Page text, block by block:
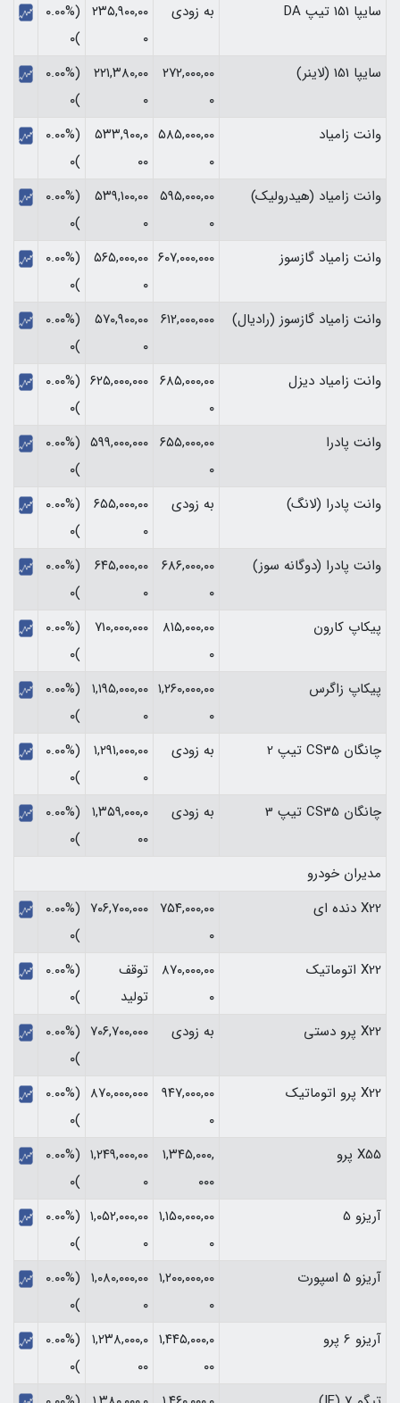
سایپا 151 تیپ DA
به زودی
۲۳۵,۹۰۰,۰۰
۰
(۰.۰۰%
)۰
سایپا 151 (لاینر)
۲۷۲,۰۰۰,۰۰
۰
۲۲۱,۳۸۰,۰۰
۰
(۰.۰۰%
)۰
وانت زامیاد
۵۸۵,۰۰۰,۰۰
۰
۵۳۳,۹۰۰,۰
۰۰
(۰.۰۰%
)۰
وانت زامیاد (هیدرولیک)
۵۹۵,۰۰۰,۰۰
۰
۵۳۹,۱۰۰,۰۰
۰
(۰.۰۰%
)۰
وانت زامیاد گازسوز
۶۰۷,۰۰۰,۰۰۰ ۵۶۵,۰۰۰,۰۰
۰
(۰.۰۰%
)۰
وانت زامیاد گازسوز (رادیال)
۶۱۲,۰۰۰,۰۰۰ ۵۷۰,۹۰۰,۰۰
۰
(۰.۰۰%
)۰
وانت زامیاد دیزل
۶۸۵,۰۰۰,۰۰
۰
۶۲۵,۰۰۰,۰۰۰
(۰.۰۰%
)۰
وانت پادرا
۶۵۵,۰۰۰,۰۰
۰
۵۹۹,۰۰۰,۰۰۰
(۰.۰۰%
)۰
وانت پادرا (لانگ)
به زودی
۶۵۵,۰۰۰,۰۰
۰
(۰.۰۰%
)۰
وانت پادرا (دوگانه سوز)
۶۸۶,۰۰۰,۰۰
۰
۶۴۵,۰۰۰,۰۰
۰
(۰.۰۰%
)۰
پیکاپ کارون
۸۱۵,۰۰۰,۰۰
۰
۷۱۰,۰۰۰,۰۰۰
(۰.۰۰%
)۰
پیکاپ زاگرس
۱,۲۶۰,۰۰۰,۰۰
۰
۱,۱۹۵,۰۰۰,۰۰
۰
(۰.۰۰%
)۰
چانگان CS35 تیپ 2
به زودی
۱,۲۹۱,۰۰۰,۰۰
۰
(۰.۰۰%
)۰
چانگان CS35 تیپ 3
به زودی
۱,۳۵۹,۰۰۰,۰
۰۰
(۰.۰۰%
)۰
مدیران خودرو
X22 دنده ای
۷۵۴,۰۰۰,۰۰
۰
۷۰۶,۷۰۰,۰۰۰
(۰.۰۰%
)۰
X22 اتوماتیک
۸۷۰,۰۰۰,۰۰
۰
توقف
تولید
(۰.۰۰%
)۰
X22 پرو دستی
به زودی ۷۰۶,۷۰۰,۰۰۰
(۰.۰۰%
)۰
X22 پرو اتوماتیک
۹۴۷,۰۰۰,۰۰
۰
۸۷۰,۰۰۰,۰۰۰
(۰.۰۰%
)۰
X55 پرو
۱,۳۴۵,۰۰۰,
۰۰۰
۱,۲۴۹,۰۰۰,۰۰
۰
(۰.۰۰%
)۰
آریزو 5
۱,۱۵۰,۰۰۰,۰۰
۰
۱,۰۵۲,۰۰۰,۰۰
۰
(۰.۰۰%
)۰
آریزو 5 اسپورت
۱,۲۰۰,۰۰۰,۰۰
۰
۱,۰۸۰,۰۰۰,۰۰
۰
(۰.۰۰%
)۰
آریزو 6 پرو
۱,۴۴۵,۰۰۰,۰
۰۰
۱,۲۳۸,۰۰۰,۰
۰۰
(۰.۰۰%
)۰